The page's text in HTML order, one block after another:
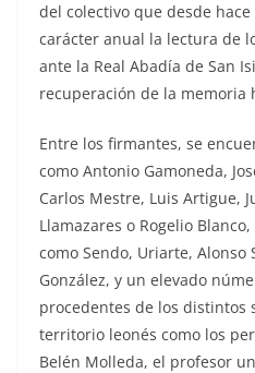
del colectivo que desde
carácter anual la lectura de
ante la Real Abadía de San
recuperación de la memoria
Entre los firmantes, se
como Antonio Gamoneda,
Carlos Mestre, Luis Artigue,
Llamazares o Rogelio
como Sendo, Uriarte, Alonso
González, y un elevado
procedentes de los distintos
territorio leonés como los
Belén Molleda, el profesor